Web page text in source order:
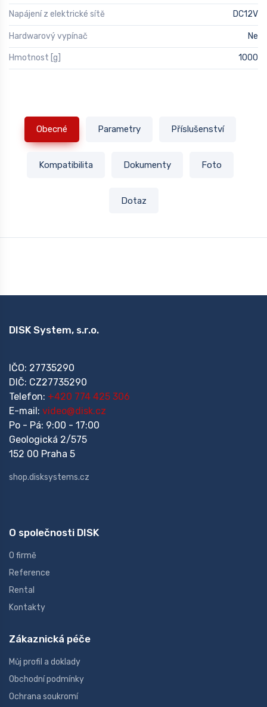
Napájení z elektrické sítě DC12V
Hardwarový vypínač Ne
Hmotnost [g] 1000
Obecné Parametry Příslušenství
Kompatibilita Dokumenty Foto
Dotaz
DISK System, s.r.o.
IČO: 27735290
DIČ: CZ27735290
Telefon: +420 774 425 306
E-mail: video@disk.cz
Po - Pá: 9:00 - 17:00
Geologická 2/575
152 00 Praha 5
shop.disksystems.cz
O společnosti DISK
O firmě
Reference
Rental
Kontakty
Zákaznická péče
Můj profil a doklady
Obchodní podmínky
Ochrana soukromí